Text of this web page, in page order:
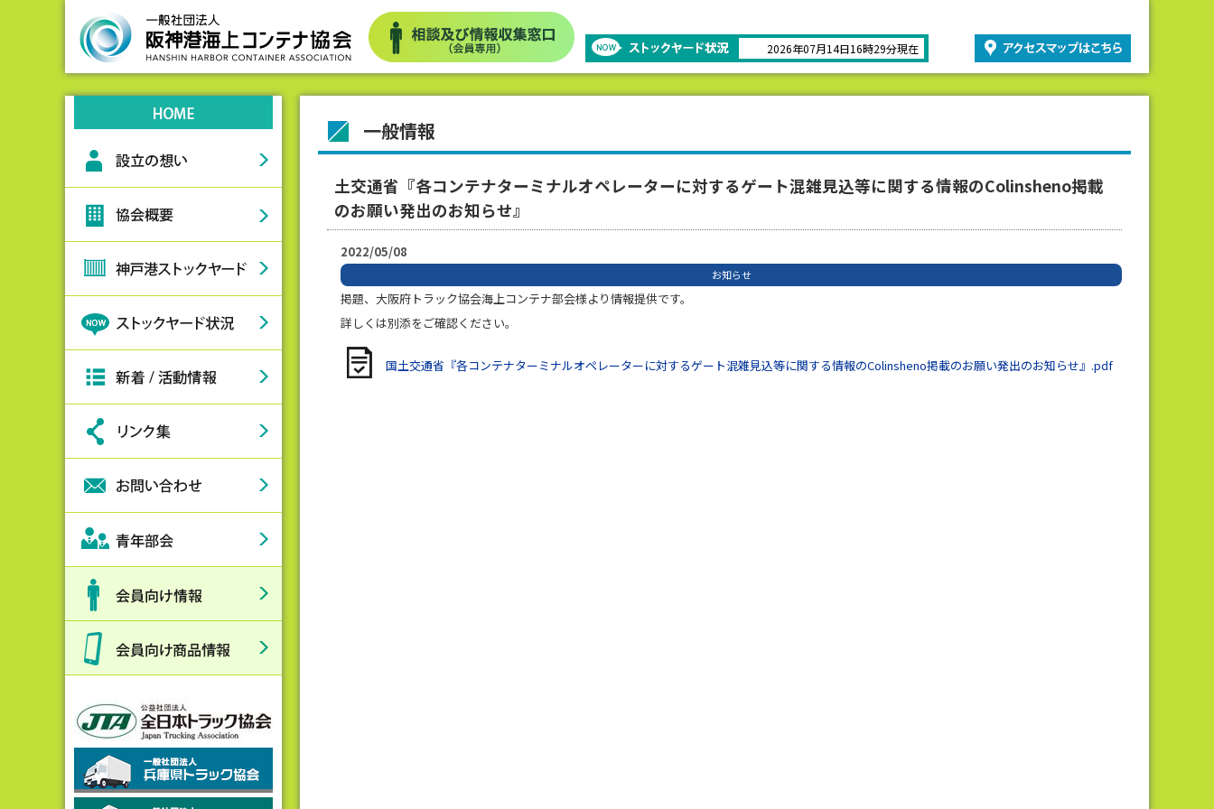
2026年07月14日16時29分現在
一般情報
土交通省『各コンテナターミナルオペレーターに対するゲート混雑見込等に関する情報のColinsheno掲載
のお願い発出のお知らせ』
2022/05/08
お知らせ
掲題、大阪府トラック協会海上コンテナ部会様より情報提供です。
詳しくは別添をご確認ください。
国土交通省『各コンテナターミナルオペレーターに対するゲート混雑見込等に関する情報のColinsheno掲載のお願い発出のお知らせ』.pdf